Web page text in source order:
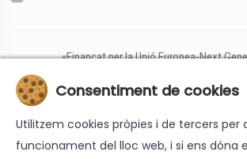
«Finançat per la Unió Europea-Next
Consentiment de cookies
Utilitzem cookies pròpies i de tercers per
funcionament del lloc web, i si ens dóna